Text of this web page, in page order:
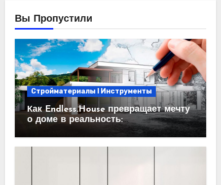
Вы Пропустили
Стройматериалы l Инструменты
Как Endless.House превращает мечту
о доме в реальность:
проектирование под ключ